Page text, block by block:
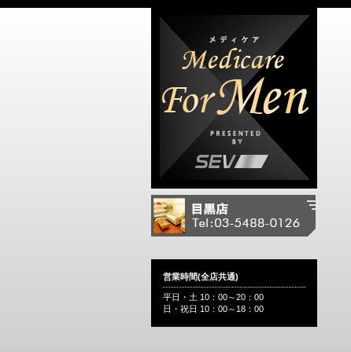
営業時間(全店共通)
平日・土 10：00～20：00
日・祝日 10：00～18：00